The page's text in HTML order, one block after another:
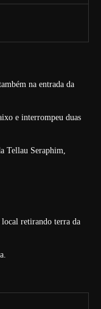
na entrada da
e interrompeu duas
Tellau Seraphim,
local retirando terra da